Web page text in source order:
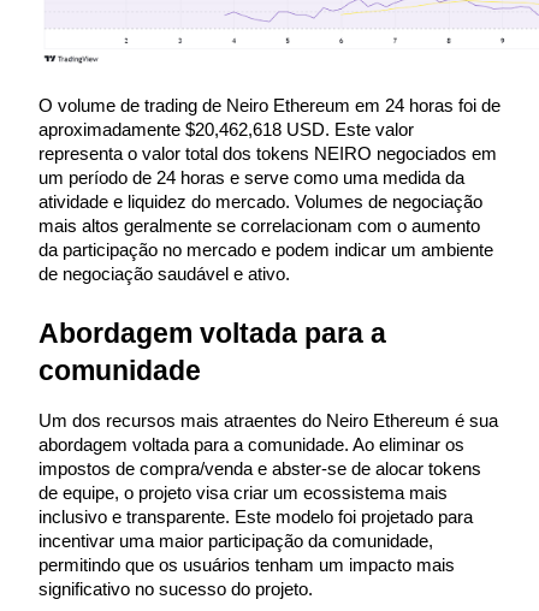
Serviço de empréstimo apoiado por criptografia
Investimento Automático
Aprenda a apostar
Aprenda como ganhar renda passiva
O volume de trading de Neiro Ethereum em 24 horas foi de
aproximadamente $20,462,618 USD. Este valor
representa o valor total dos tokens NEIRO negociados em
um período de 24 horas e serve como uma medida da
atividade e liquidez do mercado. Volumes de negociação
mais altos geralmente se correlacionam com o aumento
da participação no mercado e podem indicar um ambiente
de negociação saudável e ativo.
Abordagem voltada para a
comunidade
Um dos recursos mais atraentes do Neiro Ethereum é sua
abordagem voltada para a comunidade. Ao eliminar os
impostos de compra/venda e abster-se de alocar tokens
de equipe, o projeto visa criar um ecossistema mais
inclusivo e transparente. Este modelo foi projetado para
incentivar uma maior participação da comunidade,
permitindo que os usuários tenham um impacto mais
significativo no sucesso do projeto.